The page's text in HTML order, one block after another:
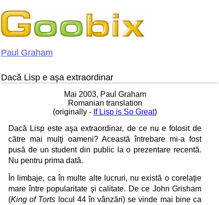
Paul Graham
Dacă Lisp e aşa extraordinar
Mai 2003, Paul Graham
Romanian translation
(originally - If Lisp is So Great)
Dacă Lisp este aşa extraordinar, de ce nu e folosit de
către mai mulţi oameni? Această întrebare mi-a fost
pusă de un student din public la o prezentare recentă.
Nu pentru prima dată.
În limbaje, ca în multe alte lucruri, nu există o corelaţie
mare între popularitate şi calitate. De ce John Grisham
(King of Torts locul 44 în vânzări) se vinde mai bine ca